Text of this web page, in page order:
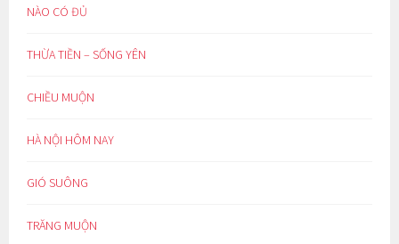
NÀO CÓ ĐỦ
THỪA TIỀN – SỐNG YÊN
CHIỀU MUỘN
HÀ NỘI HÔM NAY
GIÓ SUÔNG
TRĂNG MUỘN